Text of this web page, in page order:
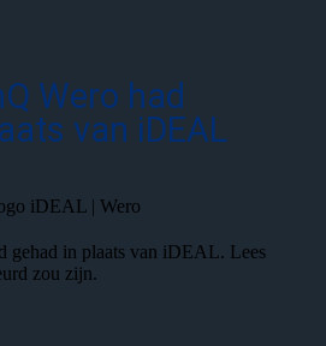
Wero had
van iDEAL
gehad in plaats van iDEAL. Lees
zou zijn.